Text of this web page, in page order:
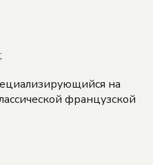
на
французской